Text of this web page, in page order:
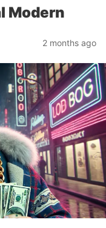
Modern
2 months ago